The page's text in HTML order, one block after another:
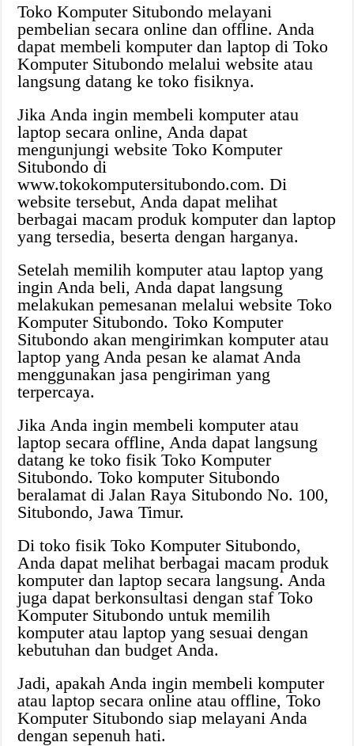
Toko Komputer Situbondo melayani
pembelian secara online dan offline. Anda
dapat membeli komputer dan laptop di Toko
Komputer Situbondo melalui website atau
langsung datang ke toko fisiknya.
Jika Anda ingin membeli komputer atau
laptop secara online, Anda dapat
mengunjungi website Toko Komputer
Situbondo di
www.tokokomputersitubondo.com. Di
website tersebut, Anda dapat melihat
berbagai macam produk komputer dan laptop
yang tersedia, beserta dengan harganya.
Setelah memilih komputer atau laptop yang
ingin Anda beli, Anda dapat langsung
melakukan pemesanan melalui website Toko
Komputer Situbondo. Toko Komputer
Situbondo akan mengirimkan komputer atau
laptop yang Anda pesan ke alamat Anda
menggunakan jasa pengiriman yang
terpercaya.
Jika Anda ingin membeli komputer atau
laptop secara offline, Anda dapat langsung
datang ke toko fisik Toko Komputer
Situbondo. Toko komputer Situbondo
beralamat di Jalan Raya Situbondo No. 100,
Situbondo, Jawa Timur.
Di toko fisik Toko Komputer Situbondo,
Anda dapat melihat berbagai macam produk
komputer dan laptop secara langsung. Anda
juga dapat berkonsultasi dengan staf Toko
Komputer Situbondo untuk memilih
komputer atau laptop yang sesuai dengan
kebutuhan dan budget Anda.
Jadi, apakah Anda ingin membeli komputer
atau laptop secara online atau offline, Toko
Komputer Situbondo siap melayani Anda
dengan sepenuh hati.